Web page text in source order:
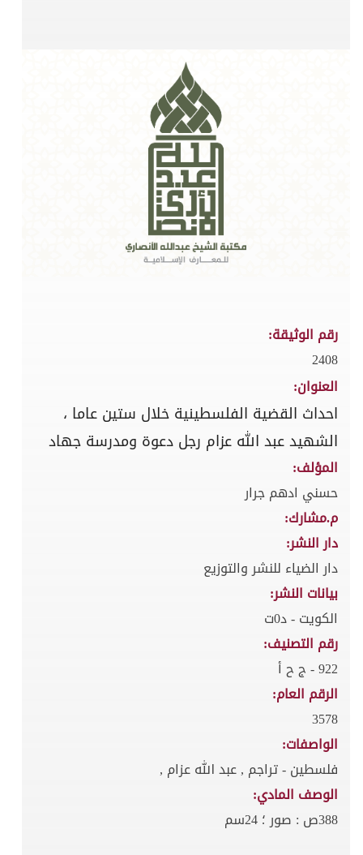
رقم الوثيقة:
2408
العنوان:
احداث القضية الفلسطينية خلال ستين عاما ،
الشهيد عبد الله عزام رجل دعوة ومدرسة جهاد
المؤلف:
حسني ادهم جرار
م.مشارك:
دار النشر:
دار الضياء للنشر والتوزيع
بيانات النشر:
الكويت - د0ت
رقم التصنيف:
922 - ج ح أ
الرقم العام:
3578
الواصفات:
فلسطين - تراجم , عبد الله عزام ,
الوصف المادي:
388ص : صور ؛ 24سم